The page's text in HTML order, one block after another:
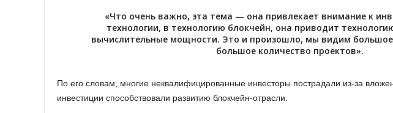
«Что очень важно, эта тема — она привлекает внимание к
технологии, в технологию блокчейн, она приводит
вычислительные мощности. Это и произошло, мы видим
большое количество проектов».
По его словам, многие неквалифицированные инвесторы пострадали из-за
инвестиции способствовали развитию блокчейн-отрасли.